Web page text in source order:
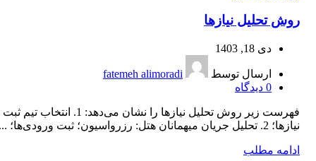
روش تحلیل نیازها
دی 18, 1403
ارسال توسط
fatemeh alimoradi
0 دیدگاه
فهرست زیر روش تحلیل نیازها را نشان می‌دهد: 1.
نیازها؛ 2. تحلیل جریان میهمانان هتل: رزرواسیون؛ ثبت ورودی‌ها؛ ...
ادامه مطلب